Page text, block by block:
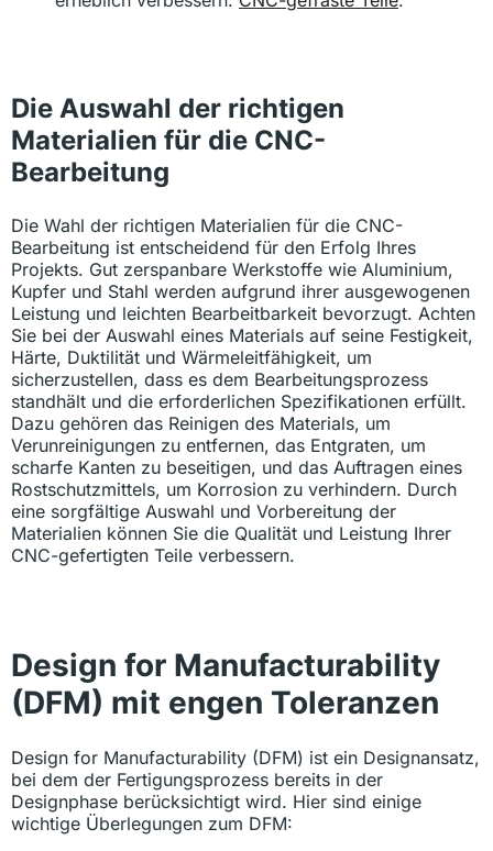
Die Auswahl der richtigen
Materialien für die CNC-
Bearbeitung
Die Wahl der richtigen Materialien für die CNC-
Bearbeitung ist entscheidend für den Erfolg Ihres
Projekts. Gut zerspanbare Werkstoffe wie Aluminium,
Kupfer und Stahl werden aufgrund ihrer ausgewogenen
Leistung und leichten Bearbeitbarkeit bevorzugt. Achten
Sie bei der Auswahl eines Materials auf seine Festigkeit,
Härte, Duktilität und Wärmeleitfähigkeit, um
sicherzustellen, dass es dem Bearbeitungsprozess
standhält und die erforderlichen Spezifikationen erfüllt.
Dazu gehören das Reinigen des Materials, um
Verunreinigungen zu entfernen, das Entgraten, um
scharfe Kanten zu beseitigen, und das Auftragen eines
Rostschutzmittels, um Korrosion zu verhindern. Durch
eine sorgfältige Auswahl und Vorbereitung der
Materialien können Sie die Qualität und Leistung Ihrer
CNC-gefertigten Teile verbessern.
Design for Manufacturability
(DFM) mit engen Toleranzen
Design for Manufacturability (DFM) ist ein Designansatz,
bei dem der Fertigungsprozess bereits in der
Designphase berücksichtigt wird. Hier sind einige
wichtige Überlegungen zum DFM: